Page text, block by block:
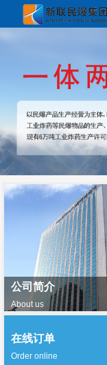
公司简介
About us
在线订单
Order online